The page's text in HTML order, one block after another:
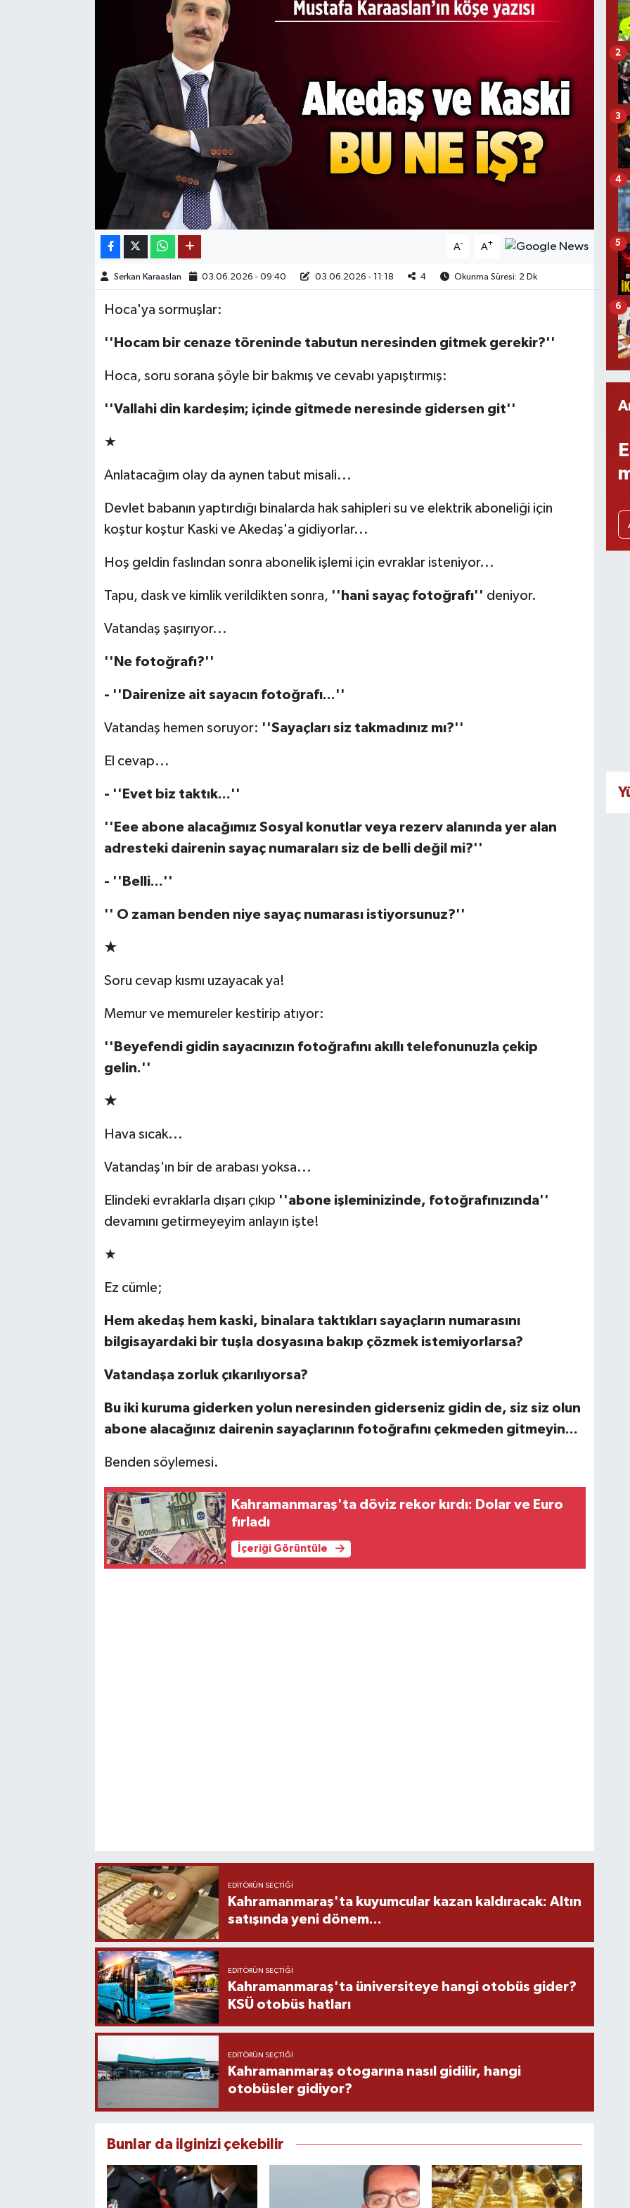
A- A+
Serkan Karaaslan 03.06.2026 - 09:40 03.06.2026 - 11:18 4 Okunma Süresi: 2 Dk
Hoca'ya sormuşlar:
''Hocam bir cenaze töreninde tabutun neresinden gitmek gerekir?''
Hoca, soru sorana şöyle bir bakmış ve cevabı yapıştırmış:
''Vallahi din kardeşim; içinde gitmede neresinde gidersen git''
★
Anlatacağım olay da aynen tabut misali...
Devlet babanın yaptırdığı binalarda hak sahipleri su ve elektrik aboneliği için
koştur koştur Kaski ve Akedaş'a gidiyorlar...
Hoş geldin faslından sonra abonelik işlemi için evraklar isteniyor...
Tapu, dask ve kimlik verildikten sonra, ''hani sayaçfotoğrafı'' deniyor.
Vatandaş şaşırıyor...
''Ne fotoğrafı?''
- ''Dairenize ait sayacın fotoğrafı...''
Vatandaş hemen soruyor: ''Sayaçları siz takmadınız mı?''
El cevap...
- ''Evet biz taktık...''
''Eee abone alacağımız Sosyal konutlar veya rezerv alanında yer alan
adresteki dairenin sayaçnumaraları siz de belli değil mi?''
- ''Belli...''
'' O zaman benden niye sayaçnumarası istiyorsunuz?''
★
Soru cevap kısmı uzayacak ya!
Memur ve memureler kestirip atıyor:
''Beyefendi gidin sayacınızın fotoğrafını akıllı telefonunuzla çekip
gelin.''
★
Hava sıcak...
Vatandaş'ın bir de arabası yoksa...
Elindeki evraklarla dışarı çıkıp ''abone işleminizinde, fotoğrafınızında''
devamını getirmeyeyim anlayın işte!
★
Ez cümle;
Hem akedaş hem kaski, binalara taktıkları sayaçların numarasını
bilgisayardaki bir tuşla dosyasına bakıp çözmek istemiyorlarsa?
Vatandaşa zorluk çıkarılıyorsa?
Bu iki kuruma giderken yolun neresinden giderseniz gidin de, siz siz olun
abone alacağınız dairenin sayaçlarının fotoğrafını çekmeden gitmeyin...
Benden söylemesi.
Kahramanmaraş'ta döviz rekor kırdı: Dolar ve Euro
fırladı
İçeriği Görüntüle
EDITÖRÜN SEÇTIĞI
Kahramanmaraş'ta kuyumcular kazan kaldıracak: Altın
satışında yeni dönem...
EDITÖRÜN SEÇTIĞI
Kahramanmaraş'ta üniversiteye hangi otobüs gider?
KSÜ otobüs hatları
EDITÖRÜN SEÇTIĞI
Kahramanmaraş otogarına nasıl gidilir, hangi
otobüsler gidiyor?
Bunlar da ilginizi çekebilir
2
3
4
5
6